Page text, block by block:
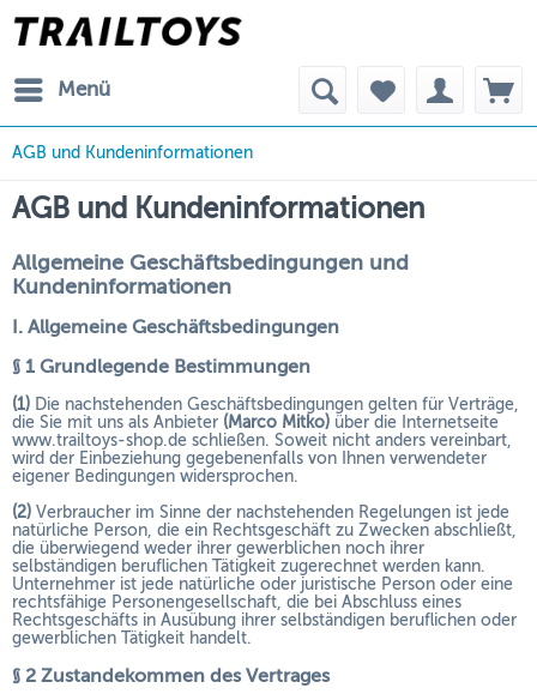
Menü
AGB und Kundeninformationen
AGB und Kundeninformationen
Allgemeine Geschäftsbedingungen und
Kundeninformationen
I. Allgemeine Geschäftsbedingungen
§ 1 Grundlegende Bestimmungen
(1) Die nachstehenden Geschäftsbedingungen gelten für Verträge,
die Sie mit uns als Anbieter (Marco Mitko) über die Internetseite
www.trailtoys-shop.de schließen. Soweit nicht anders vereinbart,
wird der Einbeziehung gegebenenfalls von Ihnen verwendeter
eigener Bedingungen widersprochen.
(2) Verbraucher im Sinne der nachstehenden Regelungen ist jede
natürliche Person, die ein Rechtsgeschäft zu Zwecken abschließt,
die überwiegend weder ihrer gewerblichen noch ihrer
selbständigen beruflichen Tätigkeit zugerechnet werden kann.
Unternehmer ist jede natürliche oder juristische Person oder eine
rechtsfähige Personengesellschaft, die bei Abschluss eines
Rechtsgeschäfts in Ausübung ihrer selbständigen beruflichen oder
gewerblichen Tätigkeit handelt.
§ 2 Zustandekommen des Vertrages